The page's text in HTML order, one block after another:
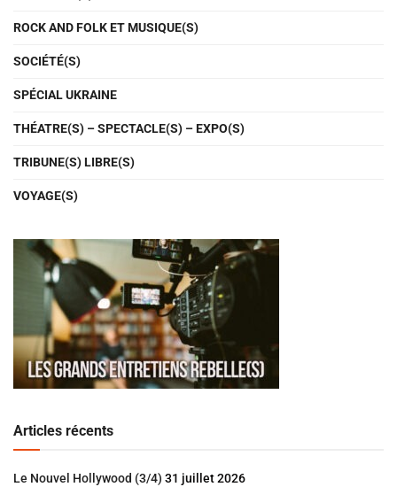
ROCK AND FOLK ET MUSIQUE(S)
SOCIÉTÉ(S)
SPÉCIAL UKRAINE
THÉATRE(S) – SPECTACLE(S) – EXPO(S)
TRIBUNE(S) LIBRE(S)
VOYAGE(S)
Articles récents
Le Nouvel Hollywood (3/4) 31 juillet 2026